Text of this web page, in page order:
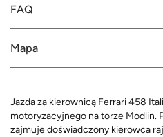
FAQ
Mapa
Jazda za kierownicą Ferrari 458
motoryzacyjnego na torze Modlin.
zajmuje doświadczony kierowca